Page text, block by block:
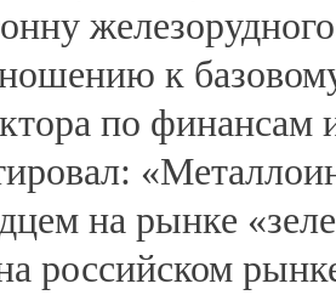
к
по финансам
на рынке
российском